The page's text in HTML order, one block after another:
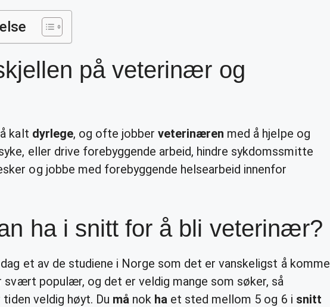
på veterinær og
kalt dyrlege, og ofte jobberveterinæren med å hjelpe og
eller drive forebyggende arbeid, hindre sykdomssmitte
og jobbe med forebyggende helsearbeid innenfor
ha i snitt for å bli veterinær?
et av de studiene i Norge som det er vanskeligst å komme
svært populær, og det er veldig mange som søker, så
veldig høyt. Du må nok ha et sted mellom 5 og 6 i snitt